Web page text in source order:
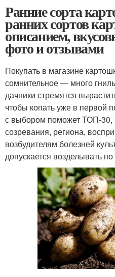
Ранние сорта
ранних сортов
описанием,
фото и отзывами
Покупать в магазине
сомнительное — много
дачники стремятся
чтобы копать уже в первой
с выбором поможет ТОП-30,
созревания, региона,
возбудителям болезней
допускается возделывать